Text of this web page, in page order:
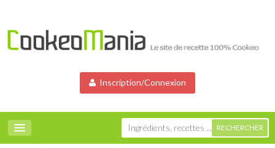
Inscription/Connexion